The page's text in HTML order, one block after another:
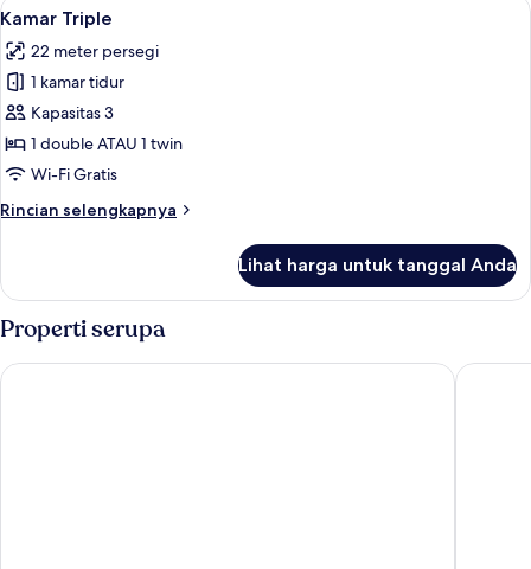
Basic
semua
foto
untuk
Kamar
Triple
19
Kamar Triple
22 meter persegi
1 kamar tidur
Kapasitas 3
1 double ATAU 1 twin
Wi-Fi Gratis
Rincian selengkapnya
Rincian
Kamar
Lihat harga untuk tanggal Anda
Properti serupa
The Hive Hotel